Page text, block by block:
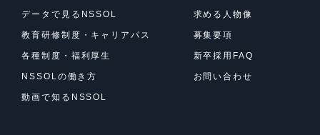
データで見るNSSOL
教育研修制度・キャリアパス
各種制度・福利厚生
NSSOLの働き方
動画で知るNSSOL
求める人物像
募集要項
新卒採用FAQ
お問い合わせ